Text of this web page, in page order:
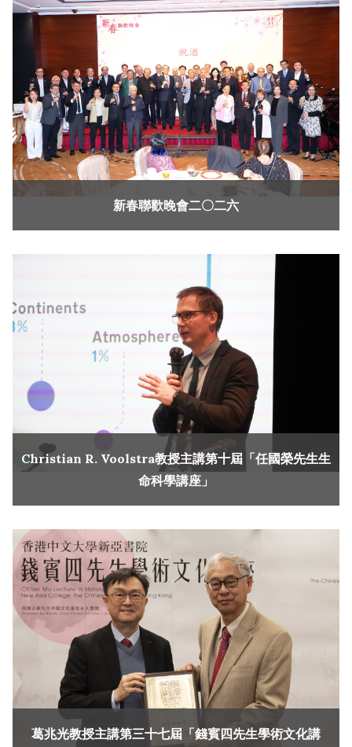
新春聯歡晚會二〇二六
Christian R. Voolstra教授主講第十屆「任國榮先生生
命科學講座」
葛兆光教授主講第三十七屆「錢賓四先生學術文化講